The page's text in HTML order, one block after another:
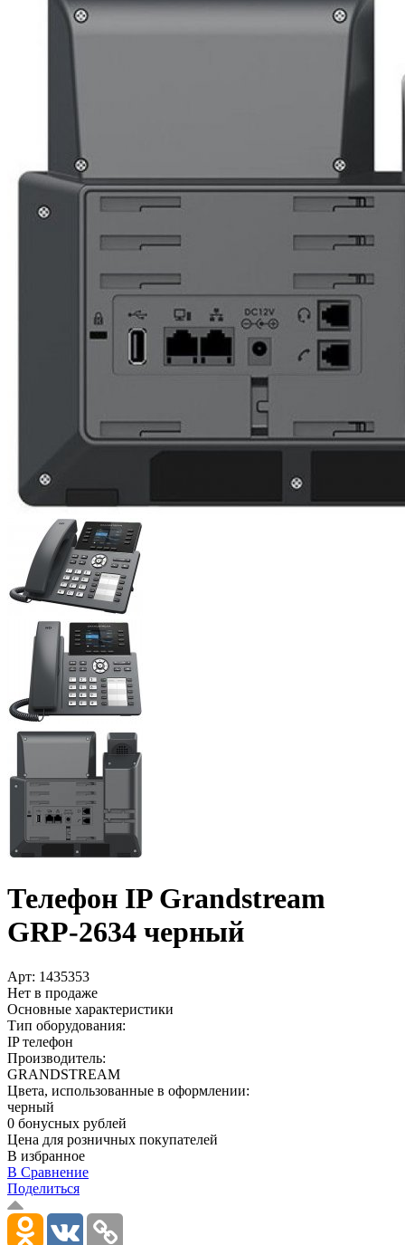
Телефон IP Grandstream
GRP-2634 черный
Арт: 1435353
Нет в продаже
Основные характеристики
Тип оборудования:
IP телефон
Производитель:
GRANDSTREAM
Цвета, использованные в оформлении:
черный
0 бонусных рублей
Цена для розничных покупателей
В избранное
В Сравнение
Поделиться